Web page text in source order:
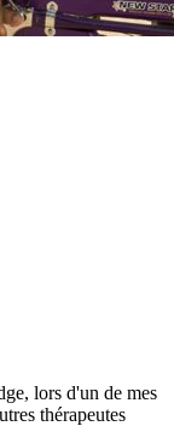
lors d'un de mes
thérapeutes